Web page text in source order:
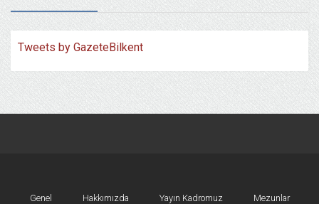
Tweets by GazeteBilkent
Genel Hakkımızda Yayın Kadromuz Mezunlar